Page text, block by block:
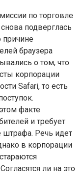
по торговле
подверглась
причине
браузера
о том, что
корпорации
Safari, то есть
факте
и требует
штрафа. Речь идет
в корпорации
ли на это